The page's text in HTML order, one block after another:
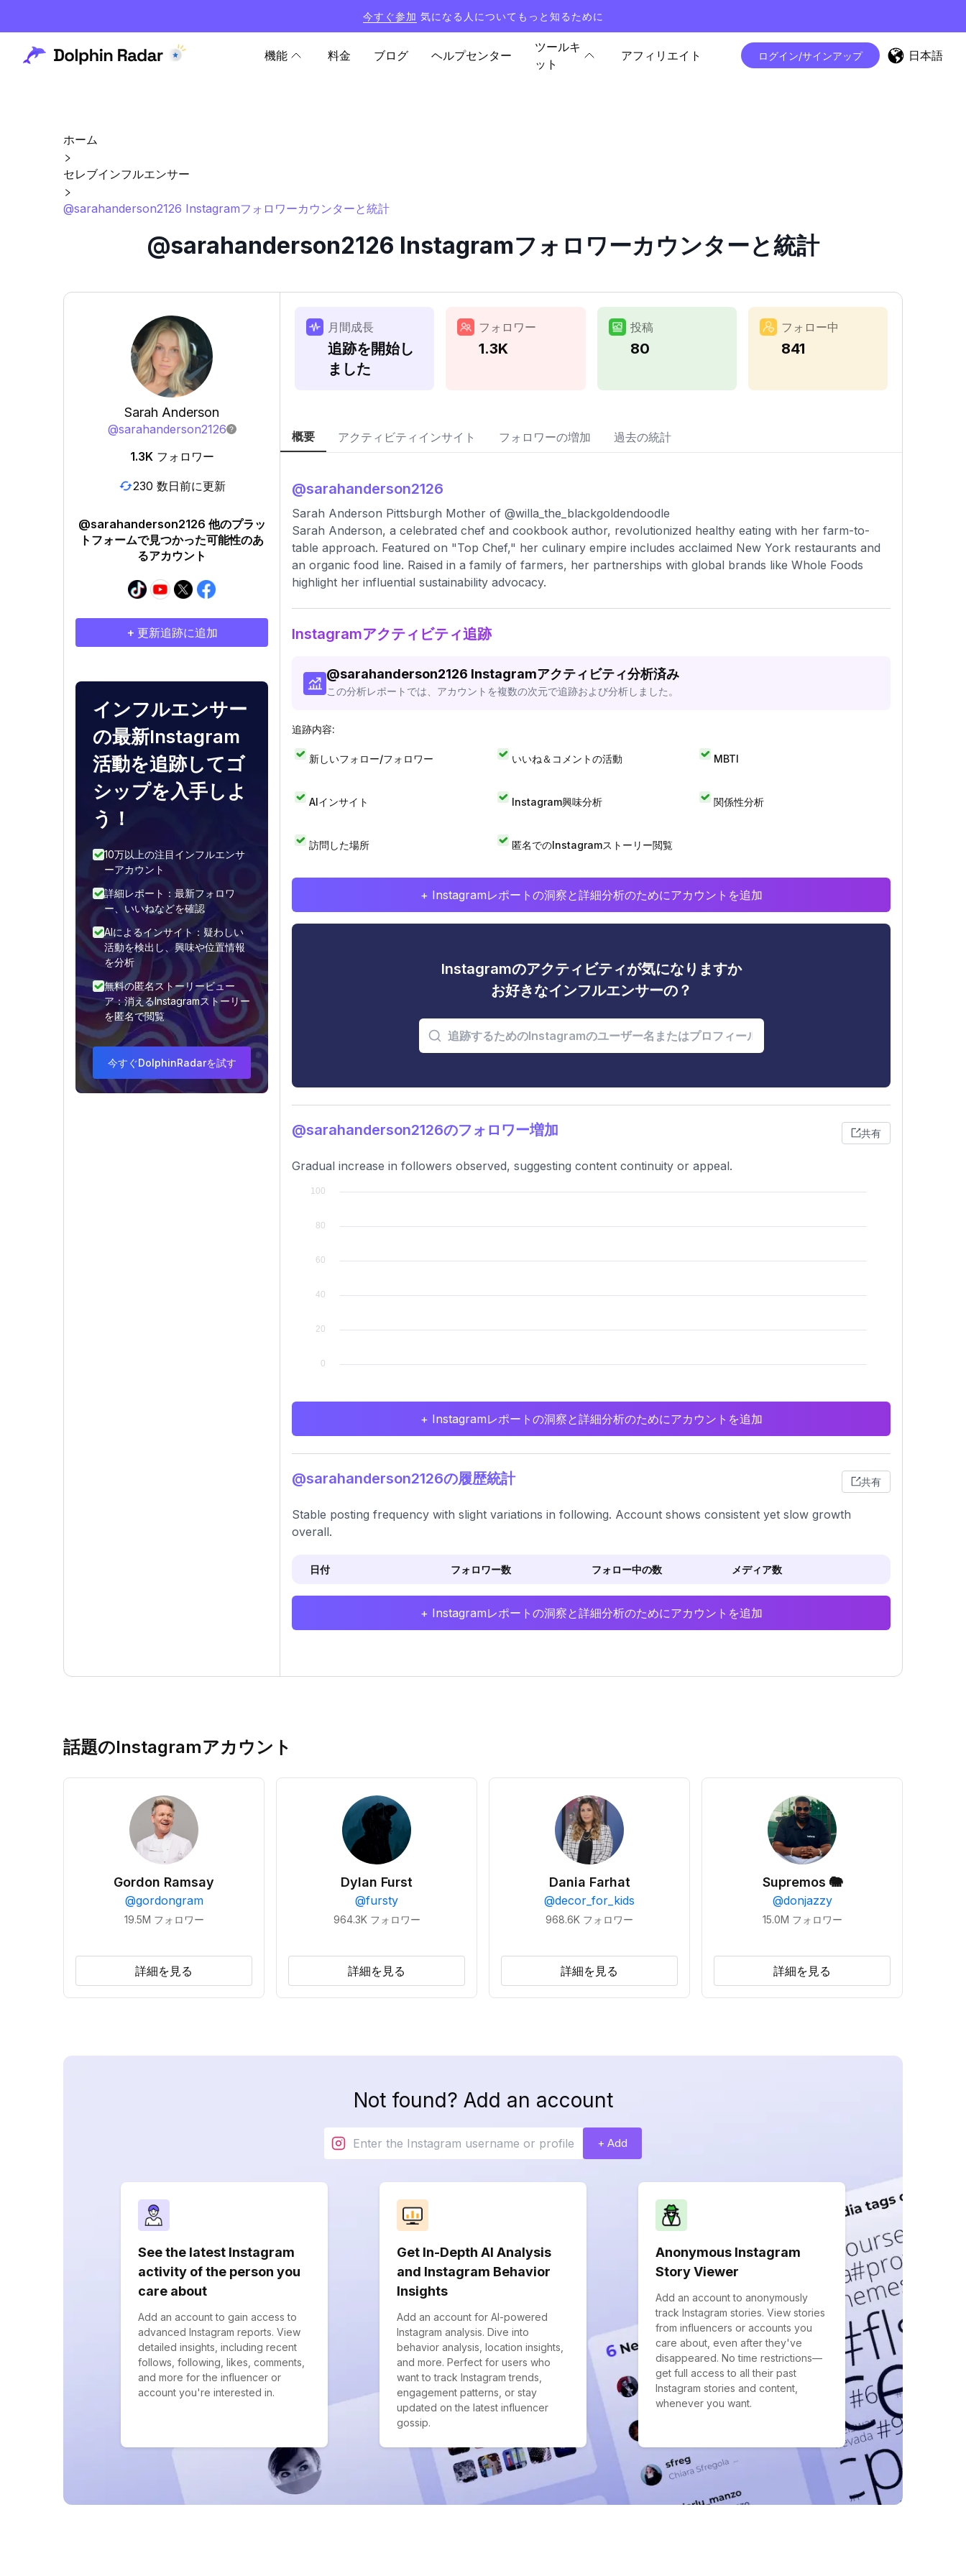
今すぐ参加 気になる人についてもっと知るために
機能 料金 ブログ ヘルプセンター
ツールキ
ット
アフィリエイト ログイン/サインアップ 日本語
ホーム
セレブインフルエンサー
@sarahanderson2126 Instagramフォロワーカウンターと統計
@sarahanderson2126 Instagramフォロワーカウンターと統計
Sarah Anderson
@sarahanderson2126
1.3K フォロワー
230 数日前に更新
@sarahanderson2126 他のプラッ
トフォームで見つかった可能性のあ
るアカウント
+ 更新追跡に追加
インフルエンサー
の最新Instagram
活動を追跡してゴ
シップを入手しよ
う！
10万以上の注目インフルエンサ
ーアカウント
詳細レポート：最新フォロワ
ー、いいねなどを確認
AIによるインサイト：疑わしい
活動を検出し、興味や位置情報
を分析
無料の匿名ストーリービュー
ア：消えるInstagramストーリー
を匿名で閲覧
今すぐDolphinRadarを試す
月間成長
追跡を開始し
ました
フォロワー
1.3K
投稿
80
フォロー中
841
概要 アクティビティインサイト フォロワーの増加 過去の統計
@sarahanderson2126
Sarah Anderson Pittsburgh Mother of @willa_the_blackgoldendoodle
Sarah Anderson, a celebrated chef and cookbook author, revolutionized healthy eating with her farm-to-
table approach. Featured on "Top Chef," her culinary empire includes acclaimed New York restaurants and
an organic food line. Raised in a family of farmers, her partnerships with global brands like Whole Foods
highlight her influential sustainability advocacy.
Instagramアクティビティ追跡
@sarahanderson2126 Instagramアクティビティ分析済み
この分析レポートでは、アカウントを複数の次元で追跡および分析しました。
追跡内容:
新しいフォロー/フォロワー いいね＆コメントの活動 MBTI
AIインサイト Instagram興味分析 関係性分析
訪問した場所 匿名でのInstagramストーリー閲覧
+ Instagramレポートの洞察と詳細分析のためにアカウントを追加
Instagramのアクティビティが気になりますか
お好きなインフルエンサーの？
@sarahanderson2126のフォロワー増加 共有
Gradual increase in followers observed, suggesting content continuity or appeal.
+ Instagramレポートの洞察と詳細分析のためにアカウントを追加
@sarahanderson2126の履歴統計 共有
Stable posting frequency with slight variations in following. Account shows consistent yet slow growth
overall.
日付 フォロワー数 フォロー中の数 メディア数
+ Instagramレポートの洞察と詳細分析のためにアカウントを追加
話題のInstagramアカウント
Gordon Ramsay
@gordongram
19.5M フォロワー
詳細を見る
Dylan Furst
@fursty
964.3K フォロワー
詳細を見る
Dania Farhat
@decor_for_kids
968.6K フォロワー
詳細を見る
Supremos 🐘
@donjazzy
15.0M フォロワー
詳細を見る
Not found? Add an account
+ Add
See the latest Instagram
activity of the person you
care about
Add an account to gain access to
advanced Instagram reports. View
detailed insights, including recent
follows, following, likes, comments,
and more for the influencer or
account you're interested in.
Get In-Depth AI Analysis
and Instagram Behavior
Insights
Add an account for AI-powered
Instagram analysis. Dive into
behavior analysis, location insights,
and more. Perfect for users who
want to track Instagram trends,
engagement patterns, or stay
updated on the latest influencer
gossip.
Anonymous Instagram
Story Viewer
Add an account to anonymously
track Instagram stories. View stories
from influencers or accounts you
care about, even after they've
disappeared. No time restrictions—
get full access to all their past
Instagram stories and content,
whenever you want.